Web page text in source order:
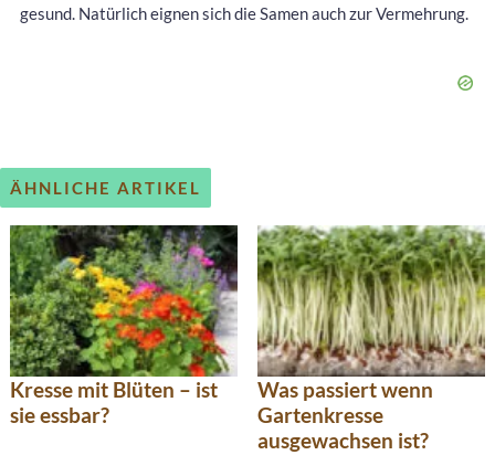
gesund. Natürlich eignen sich die Samen auch zur Vermehrung.
ÄHNLICHE ARTIKEL
Kresse mit Blüten – ist
sie essbar?
Was passiert wenn
Gartenkresse
ausgewachsen ist?